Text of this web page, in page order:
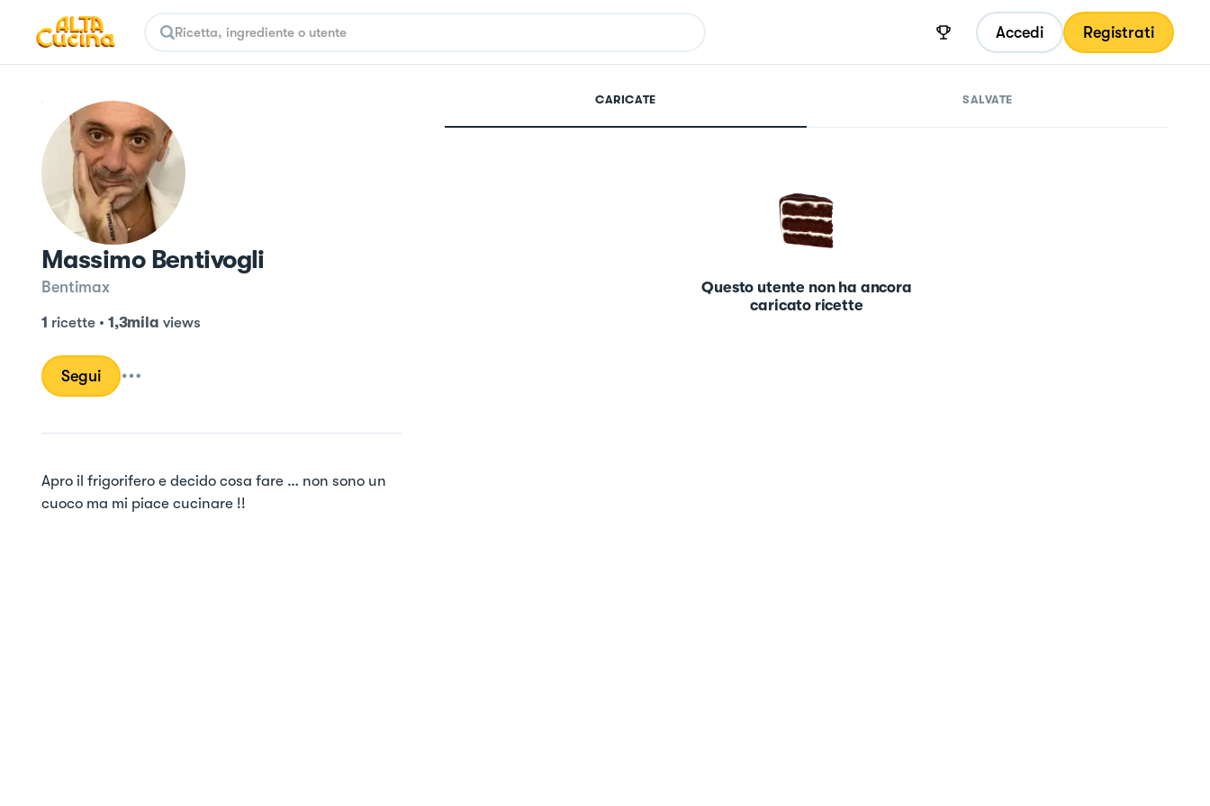
Accedi Registrati
Massimo Bentivogli
Bentimax
1 ricette• 1,3mila views
Segui
Apro il frigorifero e decido cosa fare … non sono un
cuoco ma mi piace cucinare !!
CARICATE SALVATE
Questo utente non ha ancora
caricato ricette